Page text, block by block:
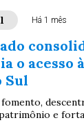
Há 1 mês
o acesso
Sul
e